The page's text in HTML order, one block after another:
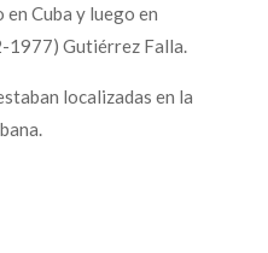
Cuba y luego en
1977) Gutiérrez Falla.
localizadas en la